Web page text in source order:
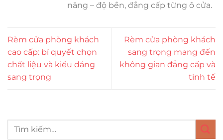
năng – độ bền, đẳng cấp từng ô cửa.
Rèm cửa phòng khách
cao cấp: bí quyết chọn
chất liệu và kiểu dáng
sang trọng
Rèm cửa phòng khách
sang trọng mang đến
không gian đẳng cấp và
tinh tế